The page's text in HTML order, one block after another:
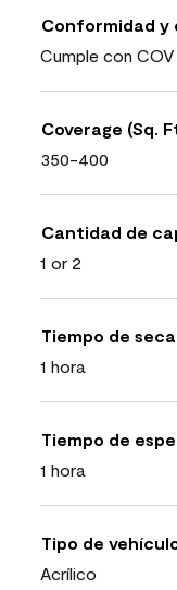
Conformidad
Cumple con
Coverage (Sq.
350-400
Cantidad de
1 or 2
Tiempo de
1 hora
Tiempo de
1 hora
Tipo de
Acrílico